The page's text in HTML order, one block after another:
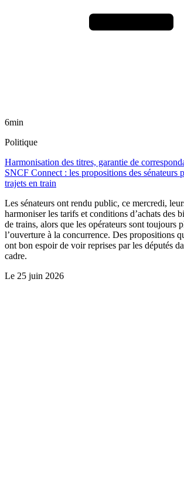
6min
Politique
Harmonisation des titres, garantie de
SNCF Connect : les propositions des sénateurs
trajets en train
Les sénateurs ont rendu public, ce mercredi,
harmoniser les tarifs et conditions d’achats des
de trains, alors que les opérateurs sont toujours
l’ouverture à la concurrence. Des propositions
ont bon espoir de voir reprises par les députés
cadre.
Le 25 juin 2026